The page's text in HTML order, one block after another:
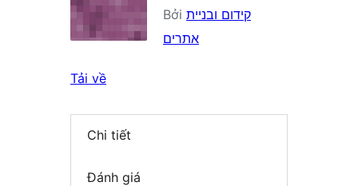
Bởi קידום ובניית
אתרים
Tải về
Chi tiết
Đánh giá